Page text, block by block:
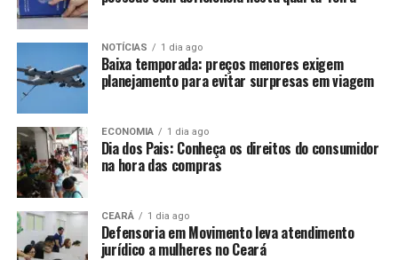
NOTÍCIAS 1 dia ago
Baixa temporada: preços menores exigem
planejamento para evitar surpresas em viagem
ECONOMIA 1 dia ago
Dia dos Pais: Conheça os direitos do consumidor
na hora das compras
CEARÁ 1 dia ago
Defensoria em Movimento leva atendimento
jurídico a mulheres no Ceará